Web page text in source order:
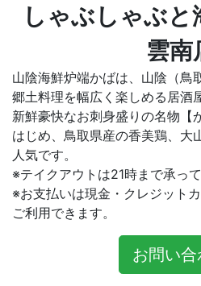
しゃぶしゃぶと
雲南
山陰海鮮炉端かばは、山陰（鳥
郷土料理を幅広く楽しめる居酒
新鮮豪快なお刺身盛りの名物【
はじめ、鳥取県産の香美鶏、大
人気です。
※テイクアウトは21時まで承って
※お支払いは現金・クレジット
ご利用できます。
お問い合